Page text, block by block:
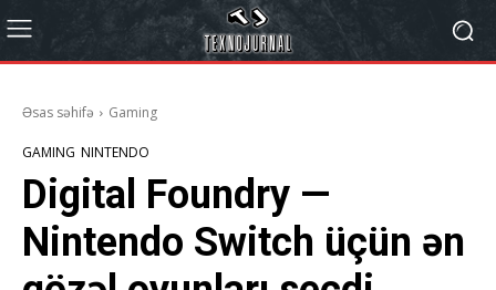
Əsas səhifə Gaming
GAMING NINTENDO
Digital Foundry —
Nintendo Switch üçün ən